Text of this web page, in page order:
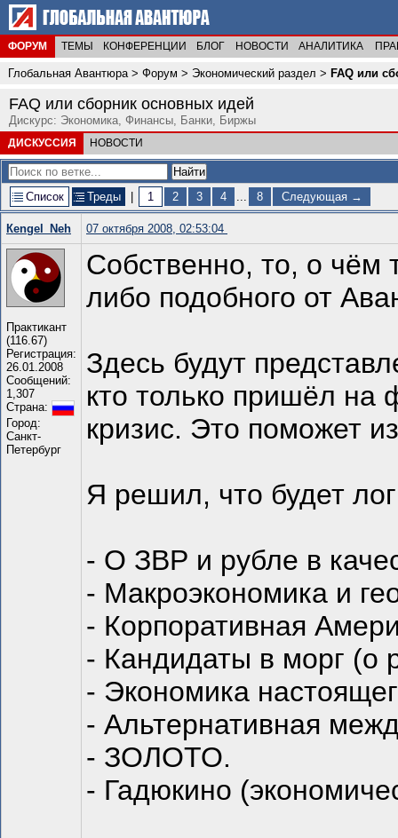
ФОРУМ ТЕМЫ КОНФЕРЕНЦИИ БЛОГ НОВОСТИ АНАЛИТИКА
Глобальная Авантюра> Форум > Экономический раздел > FAQ или
FAQ или сборник основных идей
Дискурс: Экономика, Финансы, Банки, Биржы
ДИСКУССИЯ НОВОСТИ
Список Треды 1 2 3 4 ... 8 Следующая →
Кengel_Neh 07 октября 2008, 02:53:04
Практикант
(116.67)
Регистрация:
26.01.2008
Сообщений:
1,307
Страна:
Город:
Санкт-
Петербург
Собственно, то, о чём
либо подобного от
Здесь будут
кто только пришёл на
кризис. Это поможет
Я решил, что будет
- О ЗВР и рубле в
- Макроэкономика и
- Корпоративная
- Кандидаты в морг (о
- Экономика
- Альтернативная
- ЗОЛОТО.
- Гадюкино